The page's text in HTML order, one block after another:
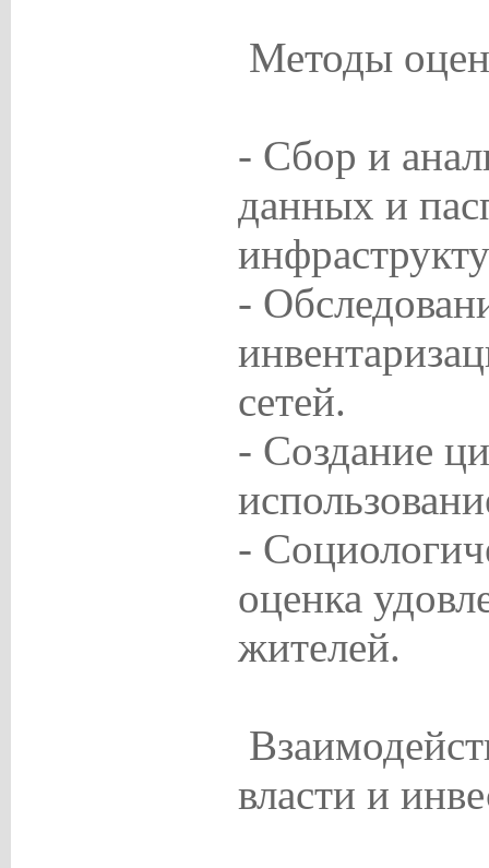
Методы
- Сбор и
данных и
-
сетей.
- Создание
-
оценка
жителей.
власти и